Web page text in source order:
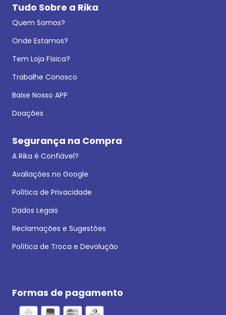
Tudo Sobre a Rika
Quem Somos?
Onde Estamos?
Tem Loja Física?
Trabalhe Conosco
Baixe Nosso APP
Doações
Segurança na Compra
A Rika é Confiável?
Avaliações no Google
Política de Privacidade
Dados Legais
Reclamações e Sugestões
Política de Troca e Devolução
Formas de pagamento